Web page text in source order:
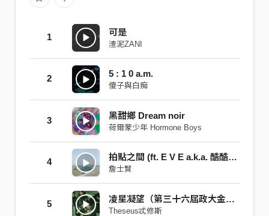
1 可是
渣泥ZANI
2 5 : 1 0 a.m.
傻子與白痴
3 黑甜鄉 Dream noir
荷爾蒙少年 Hormone Boys
4 拍點之間 (ft. E V E a.k.a. 酷酷小乖乖)
詹士賢
5 凌星凝望（第三十六屆政大金旋獎主題曲）
Theseus忒修斯